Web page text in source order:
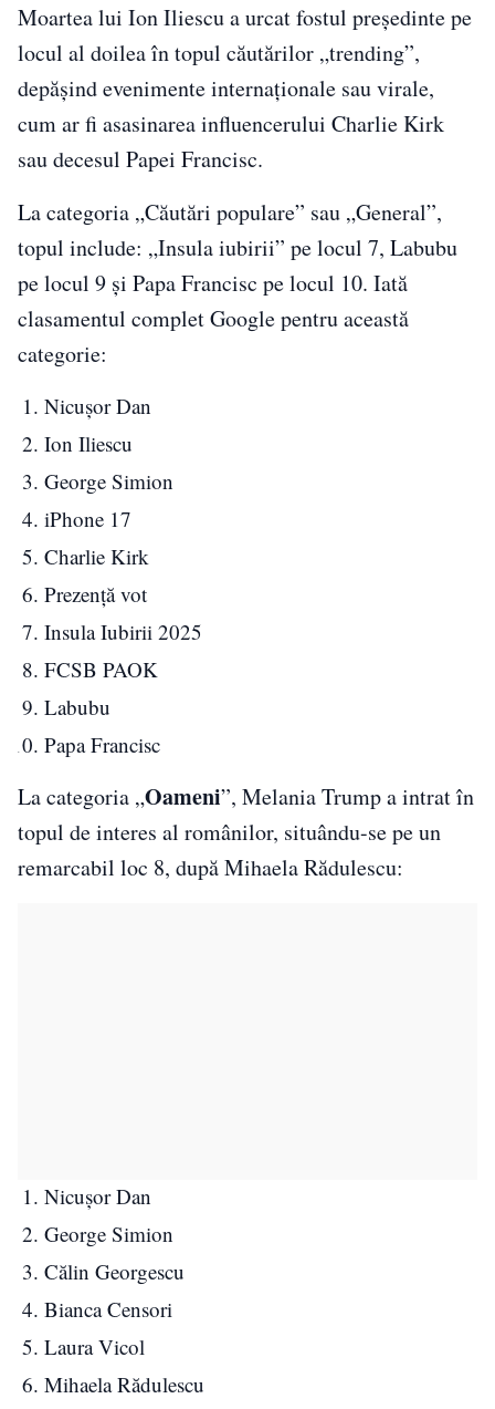
Moartea lui Ion Iliescu a urcat fostul președinte pe
locul al doilea în topul căutărilor „trending”,
depășind evenimente internaționale sau virale,
cum ar fi asasinarea influencerului Charlie Kirk
sau decesul Papei Francisc.
La categoria „Căutări populare” sau „General”,
topul include: „Insula iubirii” pe locul 7, Labubu
pe locul 9 și Papa Francisc pe locul 10. Iată
clasamentul complet Google pentru această
categorie:
Nicușor Dan
Ion Iliescu
George Simion
iPhone 17
Charlie Kirk
Prezență vot
Insula Iubirii 2025
FCSB PAOK
Labubu
Papa Francisc
La categoria „Oameni”, Melania Trump a intrat în
topul de interes al românilor, situându-se pe un
remarcabil loc 8, după Mihaela Rădulescu:
Nicușor Dan
George Simion
Călin Georgescu
Bianca Censori
Laura Vicol
Mihaela Rădulescu